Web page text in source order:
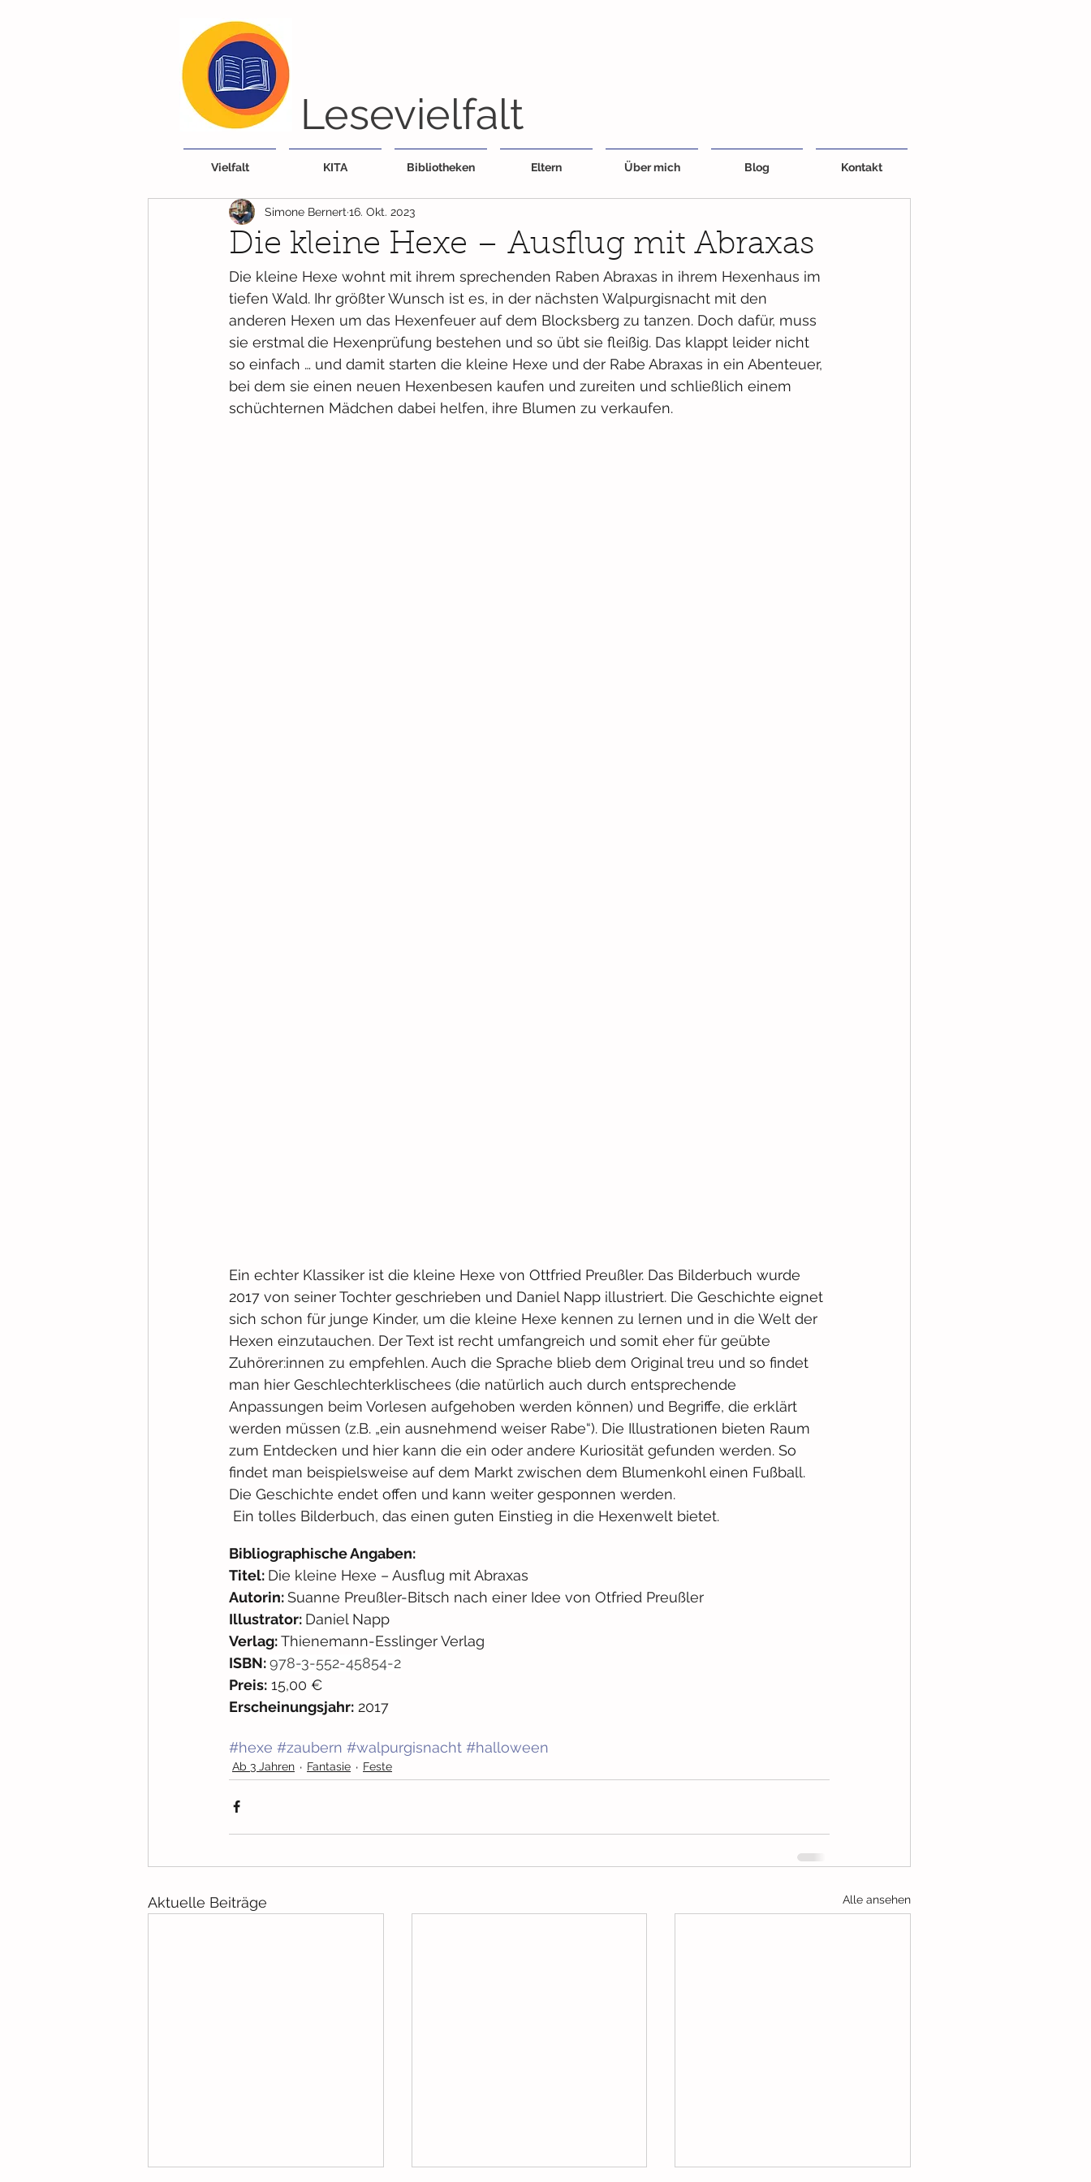
Lesevielfalt
Vielfalt KITA Bibliotheken Eltern Über mich Blog Kontakt
Die kleine Hexe – Ausflug mit Abraxas
Simone Bernert 16. Okt. 2023
Die kleine Hexe wohnt mit ihrem sprechenden Raben Abraxas in ihrem Hexenhaus im
tiefen Wald. Ihr größter Wunsch ist es, in der nächsten Walpurgisnacht mit den
anderen Hexen um das Hexenfeuer auf dem Blocksberg zu tanzen. Doch dafür, muss
sie erstmal die Hexenprüfung bestehen und so übt sie fleißig. Das klappt leider nicht
so einfach … und damit starten die kleine Hexe und der Rabe Abraxas in ein Abenteuer,
bei dem sie einen neuen Hexenbesen kaufen und zureiten und schließlich einem
schüchternen Mädchen dabei helfen, ihre Blumen zu verkaufen.
Ein echter Klassiker ist die kleine Hexe von Ottfried Preußler. Das Bilderbuch wurde
2017 von seiner Tochter geschrieben und Daniel Napp illustriert. Die Geschichte eignet
sich schon für junge Kinder, um die kleine Hexe kennen zu lernen und in die Welt der
Hexen einzutauchen. Der Text ist recht umfangreich und somit eher für geübte
Zuhörer:innen zu empfehlen. Auch die Sprache blieb dem Original treu und so findet
man hier Geschlechterklischees (die natürlich auch durch entsprechende
Anpassungen beim Vorlesen aufgehoben werden können) und Begriffe, die erklärt
werden müssen (z.B. „ein ausnehmend weiser Rabe“). Die Illustrationen bieten Raum
zum Entdecken und hier kann die ein oder andere Kuriosität gefunden werden. So
findet man beispielsweise auf dem Markt zwischen dem Blumenkohl einen Fußball.
Die Geschichte endet offen und kann weiter gesponnen werden.
Ein tolles Bilderbuch, das einen guten Einstieg in die Hexenwelt bietet.
Bibliographische Angaben:
Titel: Die kleine Hexe – Ausflug mit Abraxas
Autorin: Suanne Preußler-Bitsch nach einer Idee von Otfried Preußler
Illustrator: Daniel Napp
Verlag: Thienemann-Esslinger Verlag
ISBN: 978-3-552-45854-2
Preis: 15,00 €
Erscheinungsjahr: 2017
#hexe #zaubern #walpurgisnacht #halloween
Ab 3 Jahren Fantasie Feste
Aktuelle Beiträge Alle ansehen